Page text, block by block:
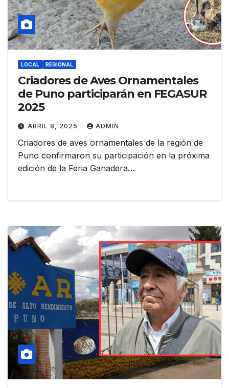
LOCAL REGIONAL
Criadores de Aves Ornamentales
de Puno participarán en FEGASUR
2025
ABRIL 8, 2025 ADMIN
Criadores de aves ornamentales de la región de
Puno confirmaron su participación en la próxima
edición de la Feria Ganadera…